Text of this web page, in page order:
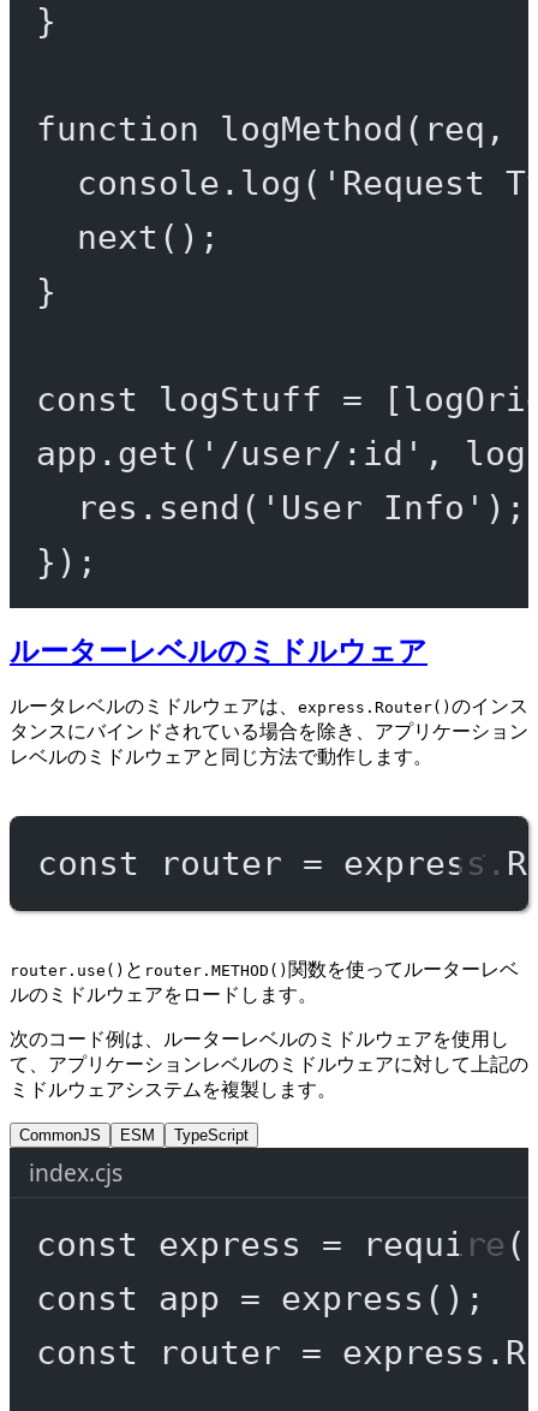
}
function logMethod ( req ,
console. log ( 'Request
next ();
}
const logStuff =
app. get ( '/user/:id' ,
res. send ( 'User Info' );
});
ルーターレベルのミドルウェア
ルータレベルのミドルウェアは、 express.Router() のインス
タンスにバインドされている場合を除き、アプリケーション
レベルのミドルウェアと同じ方法で動作します。
const router = express.
router.use() と router.METHOD() 関数を使ってルーターレベ
ルのミドルウェアをロードします。
次のコード例は、ルーターレベルのミドルウェアを使用し
て、アプリケーションレベルのミドルウェアに対して上記の
ミドルウェアシステムを複製します。
CommonJS ESM TypeScript
index.cjs
const express = require (
const
app = express ();
const
router = express.